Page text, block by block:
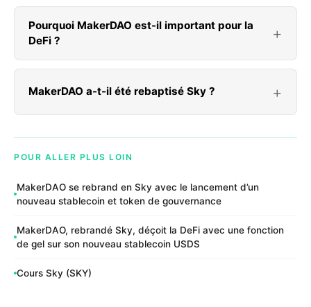
Pourquoi MakerDAO est-il important pour la
DeFi ?
MakerDAO a-t-il été rebaptisé Sky ?
POUR ALLER PLUS LOIN
MakerDAO se rebrand en Sky avec le lancement d’un
nouveau stablecoin et token de gouvernance
MakerDAO, rebrandé Sky, déçoit la DeFi avec une fonction
de gel sur son nouveau stablecoin USDS
Cours Sky (SKY)